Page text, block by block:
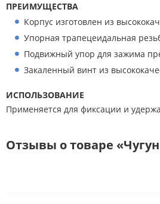
ПРЕИМУЩЕСТВА
Корпус изготовлен из
Упорная трапецеидальная
Подвижный упор для зажима
Закаленный винт из
ИСПОЛЬЗОВАНИЕ
Применяется для фиксации и
Отзывы о товаре